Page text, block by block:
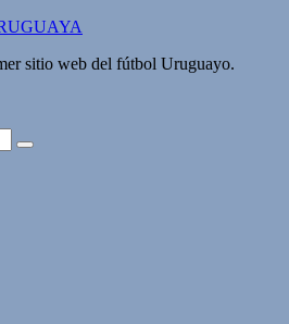
sitio web del fútbol Uruguayo.